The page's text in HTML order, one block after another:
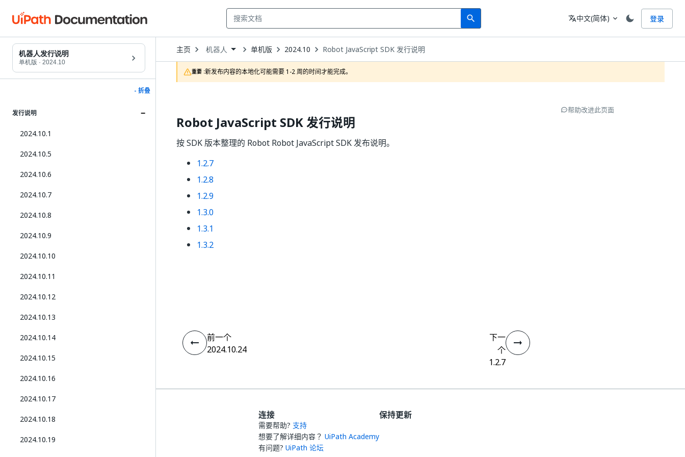
search
Search 语言
translate中文(简体) expand_more 登录
机器人发行说明
单机版 · 2024.10
- 折叠
发行说明
2024.10.1
2024.10.5
2024.10.6
2024.10.7
2024.10.8
2024.10.9
2024.10.10
2024.10.11
2024.10.12
2024.10.13
2024.10.14
2024.10.15
2024.10.16
2024.10.17
2024.10.18
2024.10.19
主页 Open
Dropdown
to
choose
product
机器人 单机版 2024.10 Robot JavaScript SDK 发行说明
重要 :新发布内容的本地化可能需要 1-2 周的时间才能完成。
Robot JavaScript SDK 发行说明
按 SDK 版本整理的 Robot Robot JavaScript SDK 发布说明。
1.2.7
1.2.8
1.2.9
1.3.0
1.3.1
1.3.2
帮助改进此页面
前一个
2024.10.24
下一
个
1.2.7
连接
需要帮助? 支持
想要了解详细内容？ UiPath Academy
有问题? UiPath 论坛
保持更新